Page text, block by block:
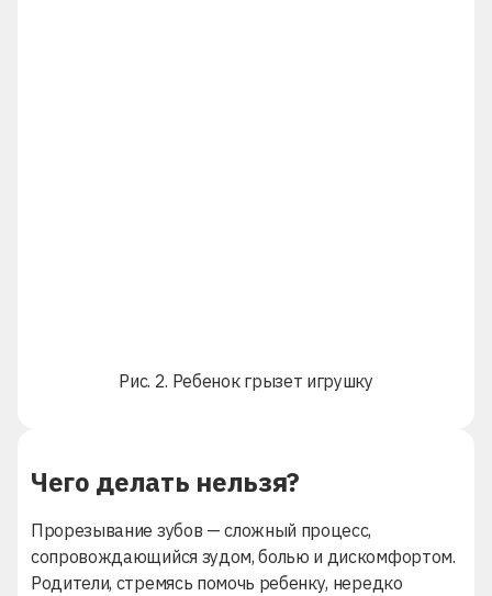
Рис. 2. Ребенок грызет игрушку
Чего делать нельзя?
Прорезывание зубов — сложный процесс,
сопровождающийся зудом, болью и дискомфортом.
Родители, стремясь помочь ребенку, нередко